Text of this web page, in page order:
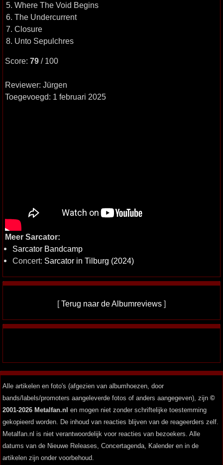
5. Where The Void Begins
6. The Undercurrent
7. Closure
8. Unto Sepulchres
Score: 79 / 100
Reviewer: Jürgen
Toegevoegd: 1 februari 2025
Meer Sarcator:
Sarcator Bandcamp
Concert: Sarcator in Tilburg (2024)
[Terug naar de Albumreviews ]
Alle artikelen en foto's (afgezien van albumhoezen, door
bands/labels/promoters aangeleverde fotos of anders aangegeven), zijn ©
2001-2026 Metalfan.nl en mogen niet zonder schriftelijke toestemming
gekopieerd worden. De inhoud van reacties blijven van de reageerders zelf.
Metalfan.nl is niet verantwoordelijk voor reacties van bezoekers. Alle
datums van de Nieuwe Releases, Concertagenda, Kalender en in de
artikelen zijn onder voorbehoud.